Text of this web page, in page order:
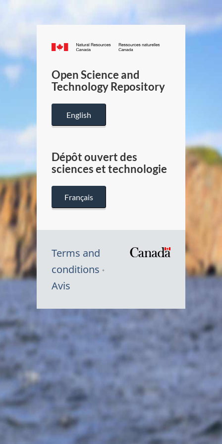
Canada.ca
/
Canada
Open Science and
Technology Repository
English
Dépôt ouvert des
sciences et technologie
Français
Terms and
conditions
Avis
Symbole
Canada